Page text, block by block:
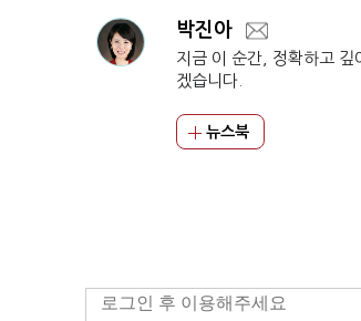
박진아
지금 이 순간, 정확하고 깊
겠습니다.
뉴스북